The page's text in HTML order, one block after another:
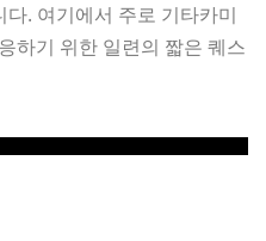
. 여기에서 주로 기타카미
하기 위한 일련의 짧은 퀘스